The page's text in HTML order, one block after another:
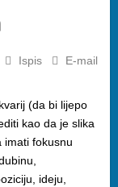
Ispis E-mail
(da bi lijepo
kao da je slika
imati fokusnu
ideju,